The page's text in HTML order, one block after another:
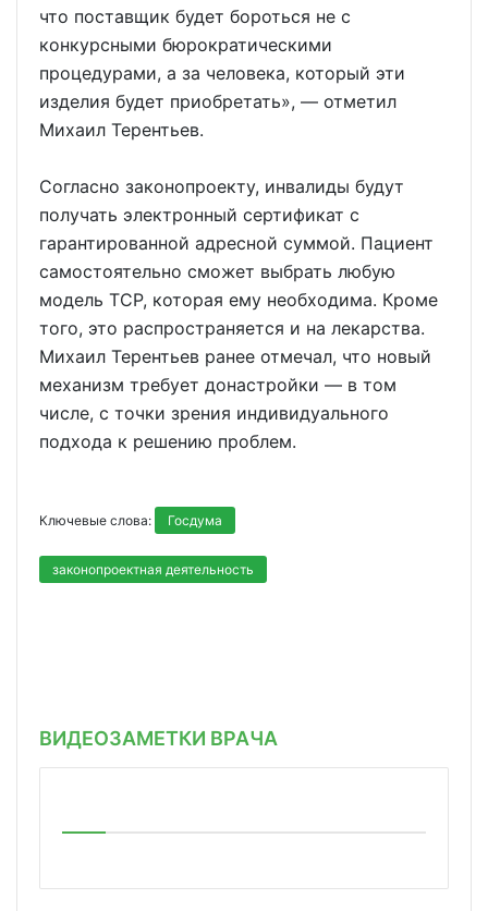
что поставщик будет бороться не с
конкурсными бюрократическими
процедурами, а за человека, который эти
изделия будет приобретать», — отметил
Михаил Терентьев.
Согласно законопроекту, инвалиды будут
получать электронный сертификат с
гарантированной адресной суммой. Пациент
самостоятельно сможет выбрать любую
модель ТСР, которая ему необходима. Кроме
того, это распространяется и на лекарства.
Михаил Терентьев ранее отмечал, что новый
механизм требует донастройки — в том
числе, с точки зрения индивидуального
подхода к решению проблем.
Ключевые слова: Госдума
законопроектная деятельность
ВИДЕОЗАМЕТКИ ВРАЧА